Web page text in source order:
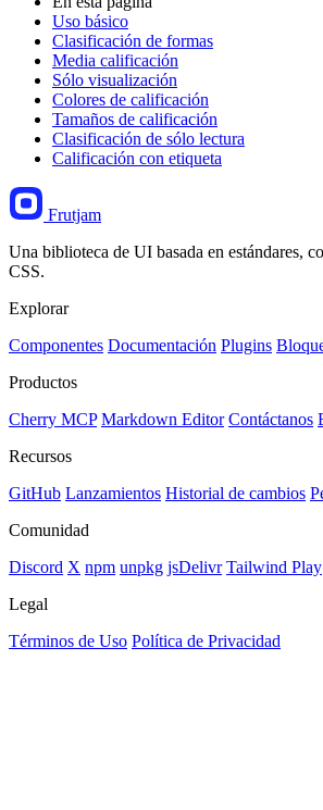
Uso básico
Clasificación de formas
Media calificación
Sólo visualización
Colores de calificación
Tamaños de calificación
Clasificación de sólo lectura
Calificación con etiqueta
Frutjam
Una biblioteca de UI basada en estándares,
CSS.
Explorar
Componentes Documentación Plugins
Productos
Cherry MCP Markdown Editor Contáctanos
Recursos
GitHub Lanzamientos Historial de cambios
Comunidad
Discord X npm unpkg jsDelivr Tailwind Play
Legal
Términos de Uso Política de Privacidad